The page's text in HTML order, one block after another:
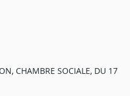
CHAMBRE SOCIALE, DU 17